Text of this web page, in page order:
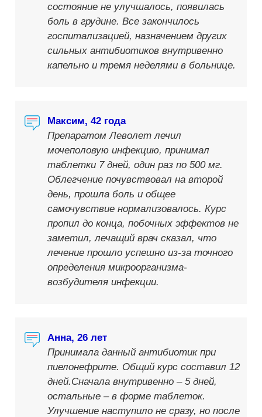
состояние не улучшалось, появилась
боль в грудине. Все закончилось
госпитализацией, назначением других
сильных антибиотиков внутривенно
капельно и тремя неделями в больнице.
Максим, 42 года
Препаратом Леволет лечил
мочеполовую инфекцию, принимал
таблетки 7 дней, один раз по 500 мг.
Облегчение почувствовал на второй
день, прошла боль и общее
самочувствие нормализовалось. Курс
пропил до конца, побочных эффектов не
заметил, лечащий врач сказал, что
лечение прошло успешно из-за точного
определения микроорганизма-
возбудителя инфекции.
Анна, 26 лет
Принимала данный антибиотик при
пиелонефрите. Общий курс составил 12
дней.Сначала внутривенно – 5 дней,
остальные – в форме таблеток.
Улучшение наступило не сразу, но после